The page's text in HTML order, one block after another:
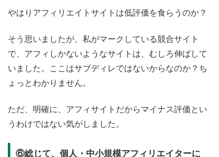
やはりアフィリエイトサイトは低評価を食らうのか？
そう思いましたが、私がマークしている競合サイト
で、アフィしかないようなサイトは、むしろ伸ばして
いました。ここはサブディレではないからなのか？ち
ょっとわかりません。
ただ、明確に、アフィサイトだからマイナス評価とい
うわけではない気がしました。
⑥総じて、個人・中小規模アフィリエイターに